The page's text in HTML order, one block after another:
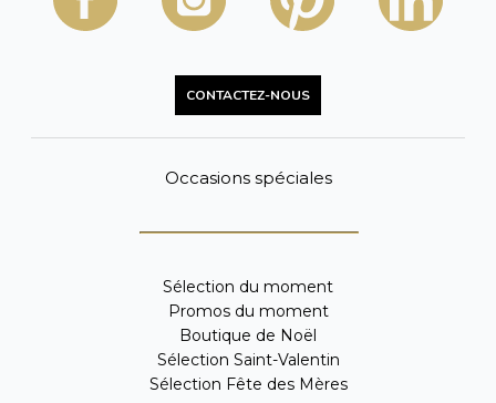
CONTACTEZ-NOUS
Occasions spéciales
Sélection du moment
Promos du moment
Boutique de Noël
Sélection Saint-Valentin
Sélection Fête des Mères